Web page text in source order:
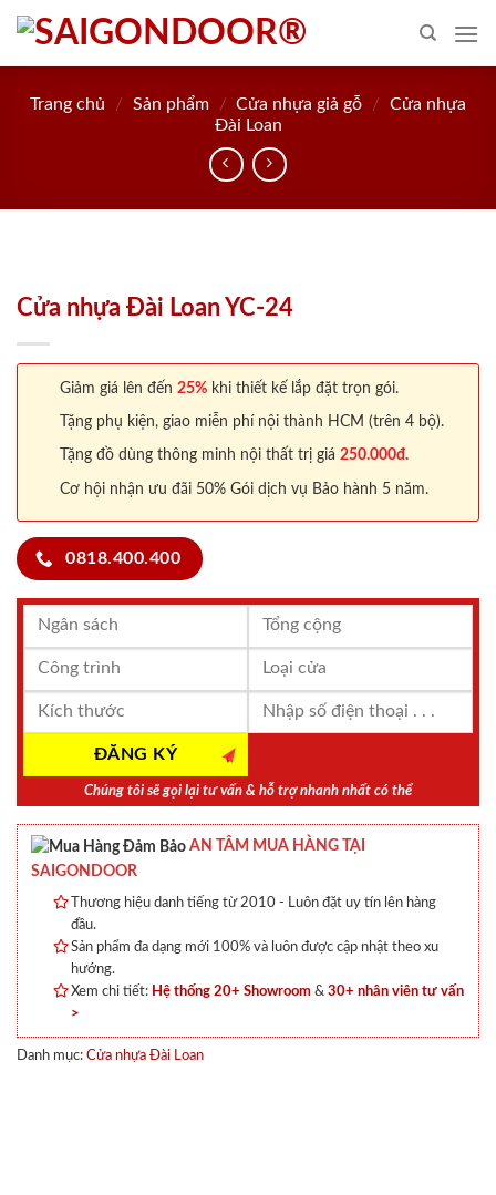
Skip
content
Trang chủ / Sản phẩm / Cửa nhựa giả gỗ /
Cửa nhựa
Đài Loan
Cửa nhựa Đài Loan YC-24
Giảm giá lên đến 25% khi thiết kế lắp đặt trọn gói.
Tặng phụ kiện, giao miễn phí nội thành HCM (trên 4 bộ).
Tặng đồ dùng thông minh nội thất trị giá 250.000đ.
Cơ hội nhận ưu đãi 50% Gói dịch vụ Bảo hành 5 năm.
0818.400.400
Chúng tôi sẽ gọi lại tư vấn & hỗ trợ nhanh nhất có thể
AN TÂM MUA HÀNG TẠI
SAIGONDOOR
Thương hiệu danh tiếng từ 2010 - Luôn đặt uy tín lên hàng
đầu.
Sản phẩm đa dạng mới 100% và luôn được cập nhật theo xu
hướng.
Xem chi tiết: Hệ thống 20+ Showroom & 30+ nhân viên tư vấn
>
Danh mục: Cửa nhựa Đài Loan